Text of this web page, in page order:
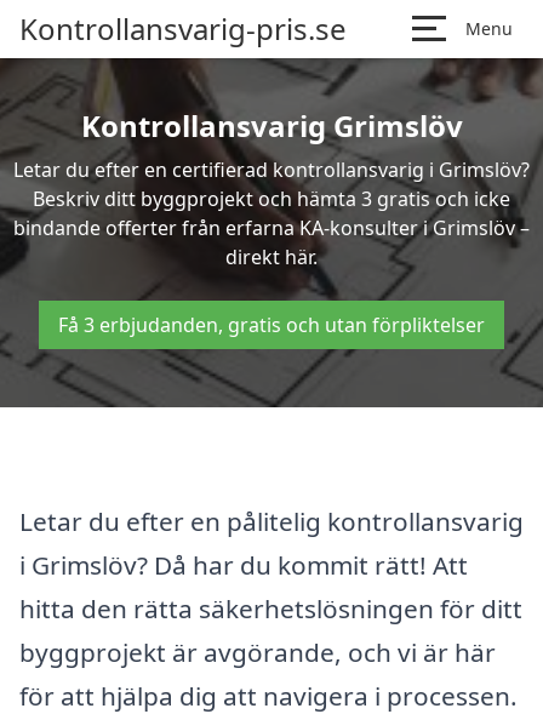
Kontrollansvarig-pris.se Menu
Kontrollansvarig Grimslöv
Letar du efter en certifierad kontrollansvarig i Grimslöv?
Beskriv ditt byggprojekt och hämta 3 gratis och icke
bindande offerter från erfarna KA-konsulter i Grimslöv –
direkt här.
Få 3 erbjudanden, gratis och utan förpliktelser
Letar du efter en pålitelig kontrollansvarig
i Grimslöv? Då har du kommit rätt! Att
hitta den rätta säkerhetslösningen för ditt
byggprojekt är avgörande, och vi är här
för att hjälpa dig att navigera i processen.